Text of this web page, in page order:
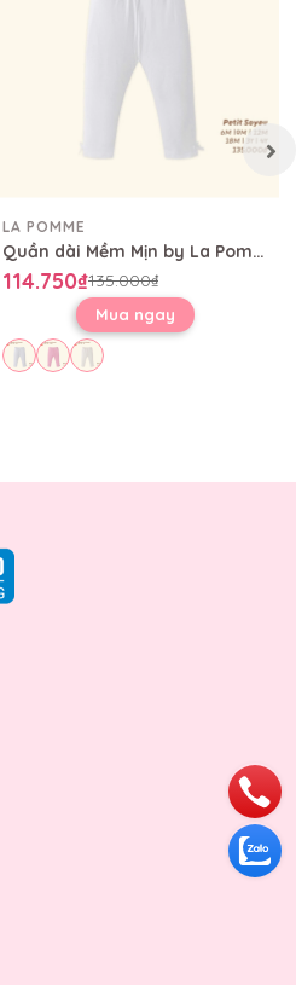
LA POMME
Quần dài Mềm Mịn by La Pomme thoải mái dạo chơi
114.750₫135.000₫
Mua ngay